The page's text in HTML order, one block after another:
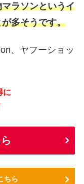
ラソンというイ
多そうです。
、ヤフーショッ
に
ちら